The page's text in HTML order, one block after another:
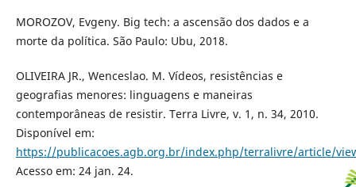
MOROZOV, Evgeny. Big tech: a ascensão dos dados e a
morte da política. São Paulo: Ubu, 2018.
OLIVEIRA JR., Wenceslao. M. Vídeos, resistências e
geografias menores: linguagens e maneiras
contemporâneas de resistir. Terra Livre, v. 1, n. 34, 2010.
Disponível em:
https://publicacoes.agb.org.br/index.php/terralivre/article/
Acesso em: 24 jan. 24.